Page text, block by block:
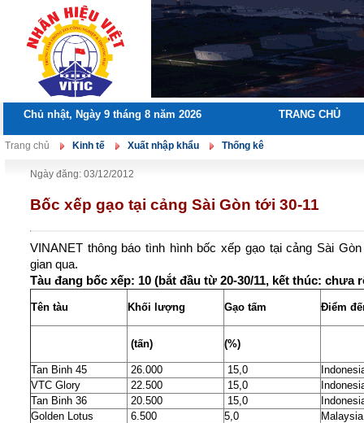
Chủ nhật, Ngày 9 tháng 8 năm 2026 TRANG CHỦ
Trang chủ Kinh tế Xuất nhập khẩu Thống kê
Ngày đăng: 03/12/2012
Bốc xếp gạo tại cảng Sài Gòn tới 30-11
VINANET thông báo tình hình bốc xếp gạo tại cảng Sài
gian qua.
Tàu đang bốc xếp: 10 (bắt đầu từ 20-30/11, kết thúc: chưa
Tên tàu Khối lượng Gạo tấm Điểm
(tấn) (%)
Tan Binh 45 26.000 15,0
VTC Glory
22.500 15,0
Tan Binh 36
20.500 15,0
Golden Lotus
6.500 5,0
Malaysia